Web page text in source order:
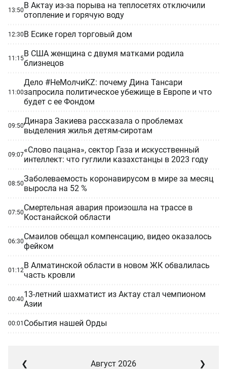
13:50В Актау из-за порыва на теплосетях отключили
отопление и горячую воду
12:30В Есике горел торговый дом
11:15В США женщина с двумя матками родила
близнецов
11:00
Дело #НеМолчиKZ: почему Дина Тансари
запросила политическое убежище в Европе и что
будет с ее Фондом
09:50Динара Закиева рассказала о проблемах
выделения жилья детям-сиротам
09:07«Слово пацана», сектор Газа и искусственный
интеллект: что гуглили казахстанцы в 2023 году
08:50Заболеваемость коронавирусом в мире за месяц
выросла на 52 %
07:50Смертельная авария произошла на трассе в
Костанайской области
06:30Смаилов обещал компенсацию, видео оказалось
фейком
01:12В Алматинской области в новом ЖК обвалилась
часть кровли
00:4013-летний шахматист из Актау стал чемпионом
Азии
00:01 События нашей Орды
❮ Август 2026 ❯